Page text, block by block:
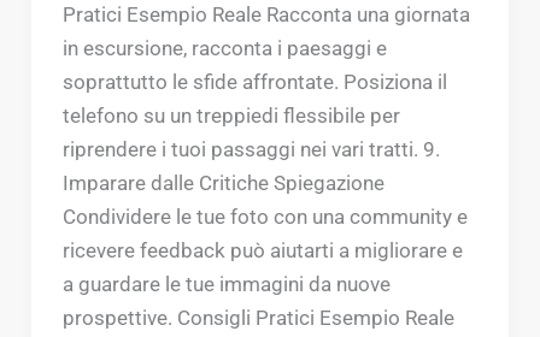
Pratici Esempio Reale Racconta una giornata
in escursione, racconta i paesaggi e
soprattutto le sfide affrontate. Posiziona il
telefono su un treppiedi flessibile per
riprendere i tuoi passaggi nei vari tratti. 9.
Imparare dalle Critiche Spiegazione
Condividere le tue foto con una community e
ricevere feedback può aiutarti a migliorare e
a guardare le tue immagini da nuove
prospettive. Consigli Pratici Esempio Reale